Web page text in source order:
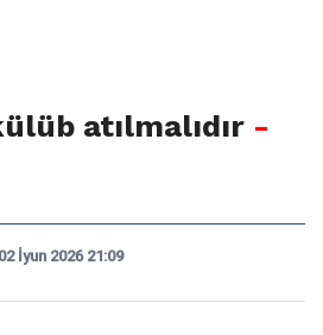
atılmalıdır -
02 İyun 2026 21:09